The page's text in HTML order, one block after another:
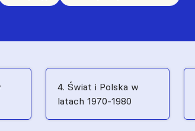
4. Świat i Polska w
latach 1970-1980